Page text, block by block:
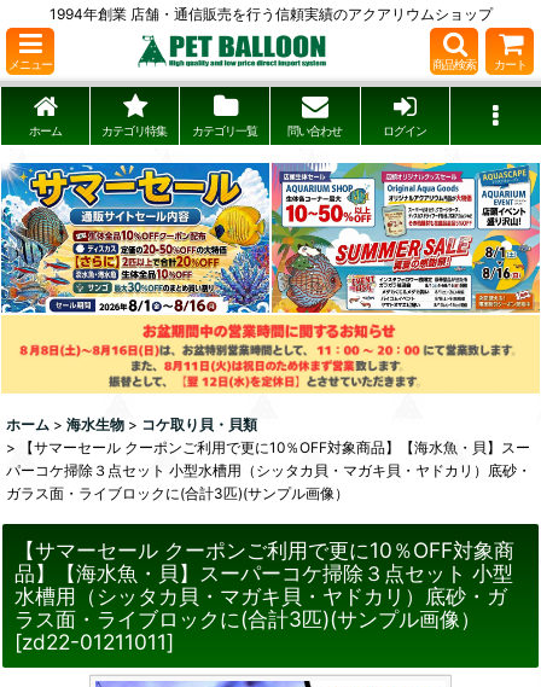
1994年創業 店舗・通信販売を行う信頼実績のアクアリウムショップ
メニュー 商品検索 カート
ホーム カテゴリ特集 カテゴリ一覧 問い合わせ ログイン
ホーム > 海水生物 > コケ取り貝・貝類
>
【サマーセール クーポンご利用で更に10％OFF対象商品】【海水魚・貝】スー
パーコケ掃除３点セット 小型水槽用（シッタカ貝・マガキ貝・ヤドカリ）底砂・
ガラス面・ライブロックに(合計3匹)(サンプル画像）
【サマーセール クーポンご利用で更に10％OFF対象商
品】【海水魚・貝】スーパーコケ掃除３点セット 小型
水槽用（シッタカ貝・マガキ貝・ヤドカリ）底砂・ガ
ラス面・ライブロックに(合計3匹)(サンプル画像）
[zd22-01211011]